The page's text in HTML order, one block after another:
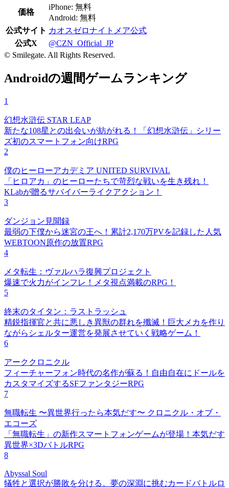
価格
iPhone: 無料
Android: 無料
公式サイト カオスゼロナイトメア公式
公式X
@CZN_Official_JP
© Smilegate. All Rights Reserved.
Androidの週間ゲームランキング
1
幻想水滸伝 STAR LEAP
新たな108星との出会いが紡がれる！「幻想水滸伝」シリー
ズ初のスマートフォン向けRPG
2
僕のヒーローアカデミア UNITED SURVIVAL
「ヒロアカ」のヒーローたちで苛烈な戦いを生き残れ！
KLabが贈るサバイバーライクアクション！
3
ダンジョン見聞録
最弱の下僕から迷宮の王へ！累計2,170万PVを記録した人気
WEBTOON原作の放置RPG
4
メタ転生：ヴァルハラ復興プロジェクト
爆速で火力がインフレ！メタ視点満載のRPG！
5
終末のタイタン：ラストラッシュ
精鋭指揮官と共に悪しき異獣の群れを殲滅！巨大メカを作り
ながらシェルター運営を発展させていく戦略ゲーム！
6
アーククロニクル
フィーチャーフォン時代の名作が蘇る！自由自在にドールを
カスタマイズするSFファンタジーRPG
7
無職転生 〜異世界行ったら本気だす〜 クロニクル・オブ・
エコーズ
「無職転生」の新作スマートフォンゲームが登場！本気だす
異世界×3DバトルRPG
8
Abyssal Soul
犠牲と選択が勝敗を分ける。夢の深淵に挑むカードバトルロ